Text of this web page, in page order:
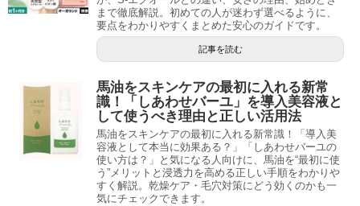
まで徹底解説。初めての人が迷わず選べるように、
要点をわかりやすくまとめた安心のガイドです。
記事を読む
馬油をスキンケアの最初に入れる新常
識！「しあわせバーユ」を導入美容液と
して使うべき理由と正しい活用法
馬油をスキンケアの最初に入れる新常識！「導入美
容液として本当に効果ある？」「しあわせバーユの
使い方は？」と気になる人向けに、馬油を“最初に使
う”メリットと浸透力を高める正しい手順をわかりや
すく解説。乾燥ケア・毛穴対策にどう効くのかも一
気にチェックできます。